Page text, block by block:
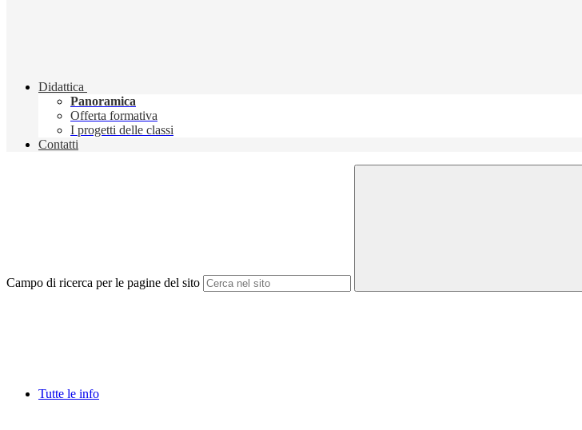
Didattica
Panoramica
Offerta formativa
I progetti delle classi
Contatti
Campo di ricerca per le pagine del sito
Tutte le info